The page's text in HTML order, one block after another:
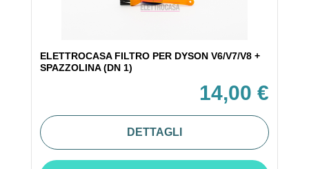
ELETTROCASA FILTRO PER DYSON V6/V7/V8 +
SPAZZOLINA (DN 1)
14,00 €
DETTAGLI